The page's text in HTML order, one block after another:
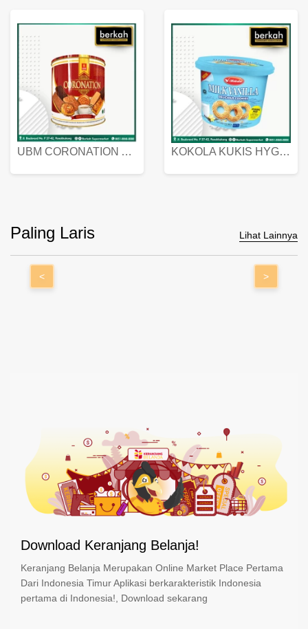
UBM CORONATION ASSORTED BISKUIT KALENG 450 GRAM KOKOLA KUKIS HYGIENIC MILK VANILLA PACK 320 GR
Paling Laris Lihat Lainnya
< >
Download Keranjang Belanja!
Keranjang Belanja Merupakan Online Market Place Pertama
Dari Indonesia Timur Aplikasi berkarakteristik Indonesia
pertama di Indonesia!, Download sekarang